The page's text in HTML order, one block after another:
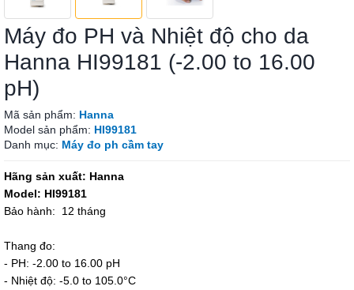
Máy đo PH và Nhiệt độ cho da
Hanna HI99181 (-2.00 to 16.00
pH)
Mã sản phẩm: Hanna
Model sản phẩm: HI99181
Danh mục: Máy đo ph cầm tay
Hãng sản xuất: Hanna
Model: HI99181
Bảo hành: 12 tháng
Thang đo:
- PH: -2.00 to 16.00 pH
- Nhiệt độ: -5.0 to 105.0°C